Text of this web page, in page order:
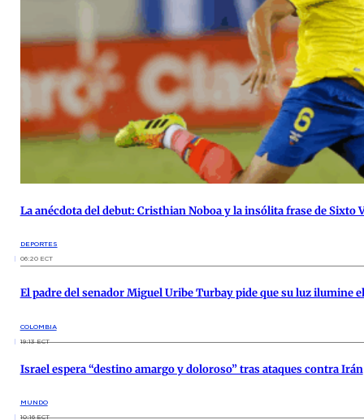
La anécdota del debut: Cristhian Noboa y la insólita frase de Sixto
DEPORTES
06:20 ECT
El padre del senador Miguel Uribe Turbay pide que su luz ilumine
COLOMBIA
19:13 ECT
Israel espera “destino amargo y doloroso” tras ataques contra Irán
MUNDO
10:16 ECT